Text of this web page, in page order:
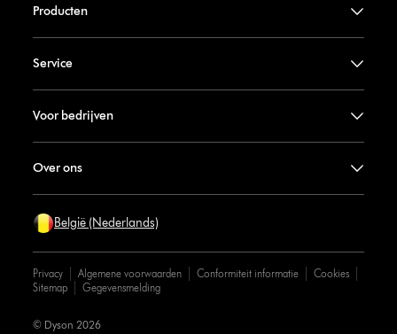
Producten
Service
Voor bedrijven
Over ons
België (Nederlands)
Privacy Algemene voorwaarden Conformiteit informatie
Cookies
Sitemap
Gegevensmelding
© Dyson 2026